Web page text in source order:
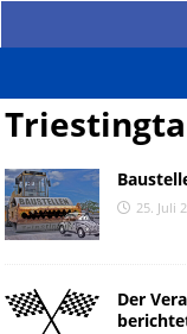
25. Juli
Der